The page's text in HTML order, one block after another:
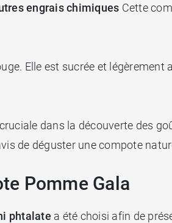
engrais chimiques Cette
Elle est sucrée et légèrement
dans la découverte des
de déguster une compote
Pomme Gala
phtalate a été choisi afin de